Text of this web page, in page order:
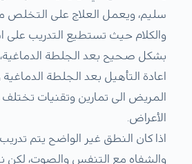
سليم، ويعمل العلاج على
والكلام حيث تستطيع التدريب على
بشكل صحيح بعد الجلطة
اعادة التأهيل بعد الجلطة
المريض الى تمارين وتقنيات
الأعراض.
اذا كان النطق غير الواضح يتم
والشفاه مع التنفس والصوت، لكن